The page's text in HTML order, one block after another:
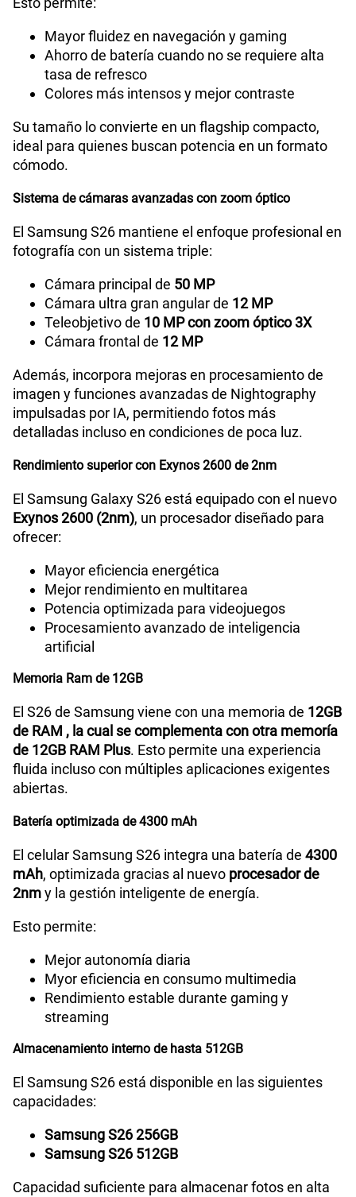
Reconocimiento Facial
Lector de Huella Si
Mayor fluidez en navegación y gaming
Ahorro de batería cuando no se requiere alta
tasa de refresco
Colores más intensos y mejor contraste
Su tamaño lo convierte en un flagship compacto,
ideal para quienes buscan potencia en un formato
cómodo.
Sistema de cámaras avanzadas con zoom óptico
El Samsung S26 mantiene el enfoque profesional en
fotografía con un sistema triple:
Cámara principal de 50 MP
Cámara ultra gran angular de 12 MP
Teleobjetivo de 10 MP con zoom óptico 3X
Cámara frontal de 12 MP
Además, incorpora mejoras en procesamiento de
imagen y funciones avanzadas de Nightography
impulsadas por IA, permitiendo fotos más
detalladas incluso en condiciones de poca luz.
Rendimiento superior con Exynos 2600 de 2nm
El Samsung Galaxy S26 está equipado con el nuevo
Exynos 2600 (2nm), un procesador diseñado para
ofrecer:
Mayor eficiencia energética
Mejor rendimiento en multitarea
Potencia optimizada para videojuegos
Procesamiento avanzado de inteligencia
artificial
Memoria Ram de 12GB
El S26 de Samsung viene con una memoria de 12GB
de RAM , la cual se complementa con otra memoría
de 12GB RAM Plus. Esto permite una experiencia
fluida incluso con múltiples aplicaciones exigentes
abiertas.
Batería optimizada de 4300 mAh
El celular Samsung S26 integra una batería de 4300
mAh, optimizada gracias al nuevo procesador de
2nmy la gestión inteligente de energía.
Esto permite:
Mejor autonomía diaria
Myor eficiencia en consumo multimedia
Rendimiento estable durante gaming y
streaming
Almacenamiento interno de hasta 512GB
El Samsung S26 está disponible en las siguientes
capacidades:
Samsung S26 256GB
Samsung S26 512GB
Capacidad suficiente para almacenar fotos en alta